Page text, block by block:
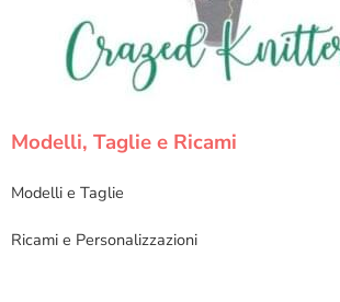
Modelli, Taglie e Ricami
Modelli e Taglie
Ricami e Personalizzazioni